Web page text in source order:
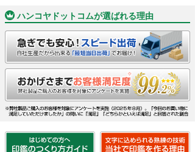
ハンコヤドットコムが選ばれる理由